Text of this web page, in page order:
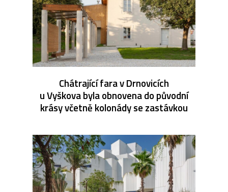
Chátrající fara v Drnovicích
u Vyškova byla obnovena do původní
krásy včetně kolonády se zastávkou